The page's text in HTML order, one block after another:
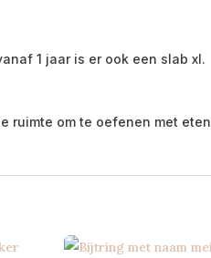
1 jaar is er ook een slab xl.
om te oefenen met